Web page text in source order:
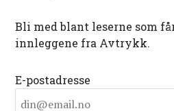
Bli med blant leserne som
innleggene fra Avtrykk.
E-postadresse